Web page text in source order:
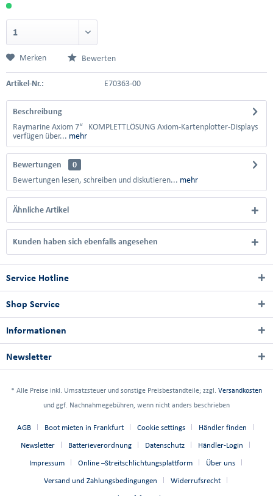
Merken Bewerten
Artikel-Nr.: E70363-00
Beschreibung
Raymarine Axiom 7“ KOMPLETTLÖSUNG Axiom-Kartenplotter-Displays
verfügen über... mehr
Bewertungen
0
Bewertungen lesen, schreiben und diskutieren... mehr
Ähnliche Artikel
Kunden haben sich ebenfalls angesehen
Service Hotline
Shop Service
Informationen
Newsletter
* Alle Preise inkl. Umsatzsteuer und sonstige Preisbestandteile; zzgl. Versandkosten
und ggf. Nachnahmegebühren, wenn nicht anders beschrieben
AGB Boot mieten in Frankfurt Cookie settings Händler finden
Newsletter Batterieverordnung Datenschutz Händler-Login
Impressum Online –Streitschlichtungsplattform Über uns
Versand und Zahlungsbedingungen Widerrufsrecht